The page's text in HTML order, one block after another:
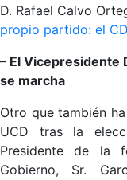
D. Rafael Calvo
propio partido: el
– El Vicepresidente
se marcha
Otro que también
UCD tras la
Presidente de la
Gobierno, Sr.